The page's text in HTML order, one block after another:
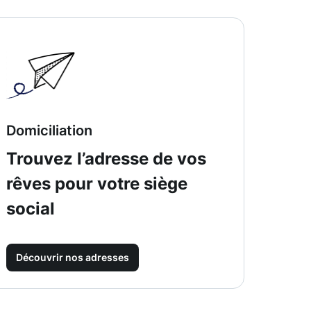
Domiciliation
Trouvez l’adresse de vos
rêves pour votre siège
social
Découvrir nos adresses